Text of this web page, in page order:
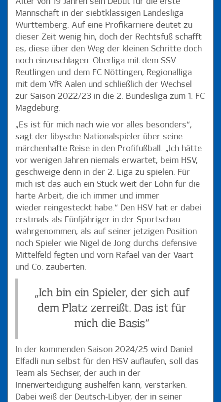
Alter von 19 Jahren sein Debüt für die erste
Mannschaft in der siebtklassigen Landesliga
Württemberg. Auf eine Profikarriere deutet zu
dieser Zeit wenig hin, doch der Rechtsfuß schafft
es, diese über den Weg der kleinen Schritte doch
noch einzuschlagen: Oberliga mit dem SSV
Reutlingen und dem FC Nöttingen, Regionalliga
mit dem VfR Aalen und schließlich der Wechsel
zur Saison 2022/23 in die 2. Bundesliga zum 1. FC
Magdeburg.
„Es ist für mich nach wie vor alles besonders“,
sagt der libysche Nationalspieler über seine
märchenhafte Reise in den Profifußball. „Ich hätte
vor wenigen Jahren niemals erwartet, beim HSV,
geschweige denn in der 2. Liga zu spielen. Für
mich ist das auch ein Stück weit der Lohn für die
harte Arbeit, die ich immer und immer
wieder reingesteckt habe.“ Den HSV hat er dabei
erstmals als Fünfjähriger in der Sportschau
wahrgenommen, als auf seiner jetzigen Position
noch Spieler wie Nigel de Jong durchs defensive
Mittelfeld fegten und vorn Rafael van der Vaart
und Co. zauberten.
„Ich bin ein Spieler, der sich auf
dem Platz zerreißt. Das ist für
mich die Basis“
In der kommenden Saison 2024/25 wird Daniel
Elfadli nun selbst für den HSV auflaufen, soll das
Team als Sechser, der auch in der
Innenverteidigung aushelfen kann, verstärken.
Dabei weiß der Deutsch-Libyer, der in seiner